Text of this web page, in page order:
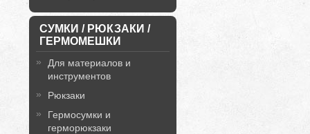
СУМКИ / РЮКЗАКИ /
ГЕРМОМЕШКИ
Для материалов и
инструментов
Рюкзаки
Гермосумки и
герморюкзаки